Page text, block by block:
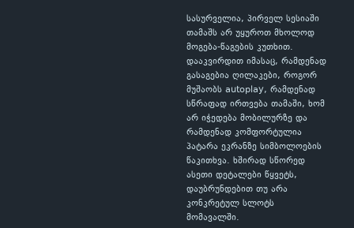
სასურველია, პირველ სესიაში
თამაშს არ უყუროთ მხოლოდ
მოგება-წაგების კუთხით.
დააკვირდით იმასაც, რამდენად
გასაგებია ღილაკები, როგორ
მუშაობს autoplay, რამდენად
სწრაფად ირთვება თამაში, ხომ
არ იჭედება მობილურზე და
რამდენად კომფორტულია
პატარა ეკრანზე სიმბოლოების
წაკითხვა. ხშირად სწორედ
ასეთი დეტალები წყვეტს,
დაუბრუნდებით თუ არა
კონკრეტულ სლოტს
მომავალში.